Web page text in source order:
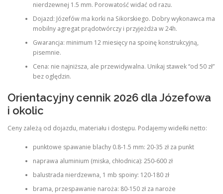
nierdzewnej 1.5 mm. Porowatość widać od razu.
Dojazd: Józefów ma korki na Sikorskiego. Dobry wykonawca ma
mobilny agregat prądotwórczy i przyjeżdża w 24h.
Gwarancja: minimum 12 miesięcy na spoinę konstrukcyjną,
pisemnie.
Cena: nie najniższa, ale przewidywalna. Unikaj stawek “od 50 zł”
bez oględzin.
Orientacyjny cennik 2026 dla Józefowa
i okolic
Ceny zależą od dojazdu, materiału i dostępu. Podajemy widełki netto:
punktowe spawanie blachy 0.8-1.5 mm: 20-35 zł za punkt
naprawa aluminium (miska, chłodnica): 250-600 zł
balustrada nierdzewna, 1 mb spoiny: 120-180 zł
brama, przespawanie naroża: 80-150 zł za naroże